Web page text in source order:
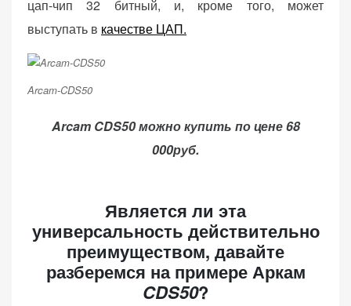
цап-чип 32 битный, и, кроме того, может
выступать в качестве ЦАП.
Arcam-CDS50
Arcam CDS50 можно купить по цене 68
000руб.
Является ли эта
универсальность действительно
преимуществом, давайте
разберемся на примере Аркам
CDS50?
персонализированного
контента и